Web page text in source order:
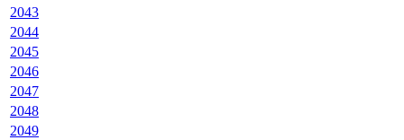
2043
2044
2045
2046
2047
2048
2049